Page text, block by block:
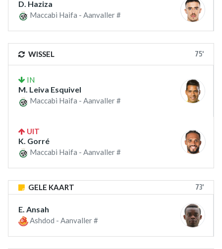
D. Haziza
Maccabi Haifa - Aanvaller #
WISSEL 75'
IN
M. Leiva Esquivel
Maccabi Haifa - Aanvaller #
UIT
K. Gorré
Maccabi Haifa - Aanvaller #
GELE KAART 73'
E. Ansah
Ashdod - Aanvaller #